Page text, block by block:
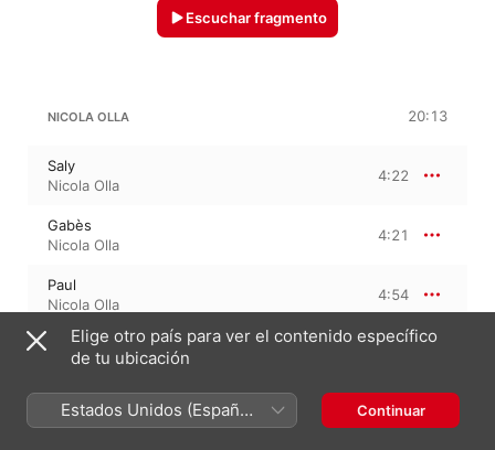
Escuchar fragmento
NICOLA OLLA 20:13
Saly
Nicola Olla
4:22
Gabès
Nicola Olla
4:21
Paul
Nicola Olla
4:54
Jiuer
Nicola Olla
Elige otro país para ver el contenido específico
de tu ubicación
Estados Unidos (Español
México)
Continuar